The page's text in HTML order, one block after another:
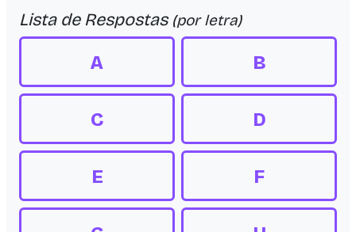
Lista de Respostas (por letra)
A B
C D
E F